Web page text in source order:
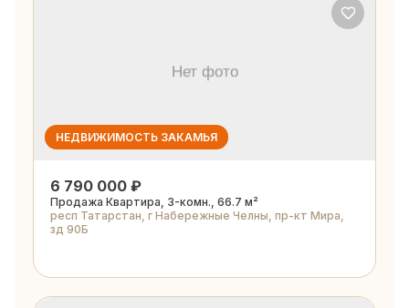
НЕДВИЖИМОСТЬ ЗАКАМЬЯ
6 790 000 ₽
Продажа Квартира, 3-комн., 66.7 м²
респ Татарстан, г Набережные Челны, пр-кт Мира,
зд 90Б